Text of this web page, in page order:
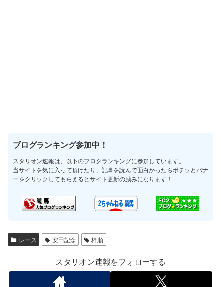
ブログランキング参加中！
スタリオン速報は、以下のブログランキングに参加しています。
当サイトを気に入って頂けたり、記事を読んで面白かったらポチッとバナ
ーをクリックしてもらえるとサイト更新の励みになります！
レース 安田記念 枠順
スタリオン速報をフォローする